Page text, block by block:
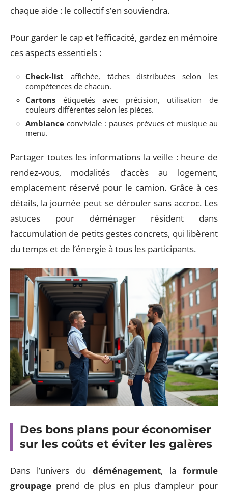
chaque aide : le collectif s’en souviendra.
Pour garder le cap et l’efficacité, gardez en mémoire
ces aspects essentiels :
Check-list affichée, tâches distribuées selon les
compétences de chacun.
Cartons étiquetés avec précision, utilisation de
couleurs différentes selon les pièces.
Ambiance conviviale : pauses prévues et musique au
menu.
Partager toutes les informations la veille : heure de
rendez-vous, modalités d’accès au logement,
emplacement réservé pour le camion. Grâce à ces
détails, la journée peut se dérouler sans accroc. Les
astuces pour déménager résident dans
l’accumulation de petits gestes concrets, qui libèrent
du temps et de l’énergie à tous les participants.
Des bons plans pour économiser
sur les coûts et éviter les galères
Dans l’univers du déménagement, la formule
groupage prend de plus en plus d’ampleur pour